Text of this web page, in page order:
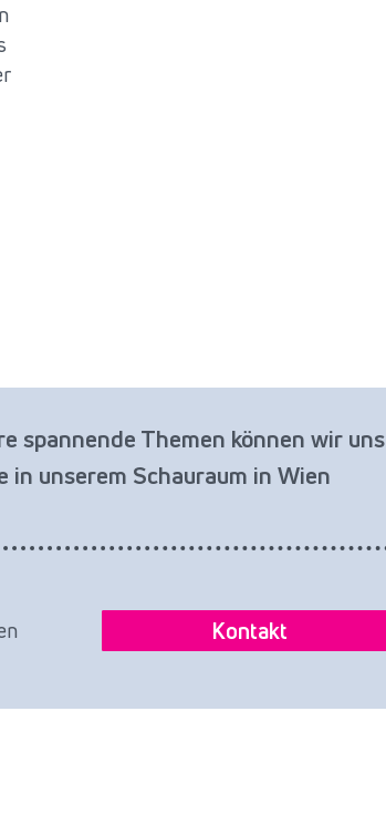
spannende Themen können wir uns
in unserem Schauraum in Wien
Kontakt